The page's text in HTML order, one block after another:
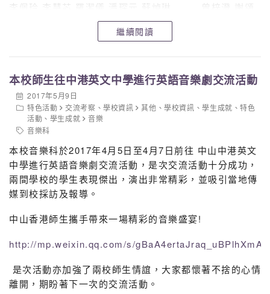
李佩玲 李慧芯 羅潔儀 潘琛元 蘇焯琳 曾梓澄 謝頌
繼續閱讀
本校師生往中港英文中學進行英語音樂劇交流活動
2017年5月9日
特色活動
交流考察 、學校資訊 其他 、學校資訊 、學生成就 、特色
活動 、 學生成就
音樂
音樂科
本校音樂科於2017年4月5日至4月7日前往 中山中港英文
中學進行英語音樂劇交流活動，是次交流活動十分成功，
兩間學校的學生表現傑出，演出非常精彩，並吸引當地傳
媒到校採訪及報導。
中山香港師生攜手帶來一場精彩的音樂盛宴!
http://mp.weixin.qq.com/s/gBaA4ertaJraq_uBPlhXmA
是次活動亦加強了兩校師生情誼，大家都懷著不捨的心情
離開，期盼著下一次的交流活動。